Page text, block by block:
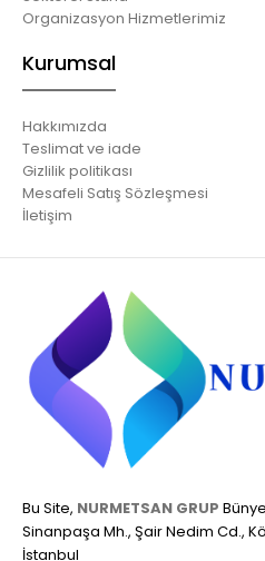
Organizasyon Hizmetlerimiz
Kurumsal
Hakkımızda
Teslimat ve iade
Gizlilik politikası
Mesafeli Satış Sözleşmesi
İletişim
Bu Site, NURMETSAN GRUP
Sinanpaşa Mh., Şair Nedim Cd.,
İstanbul